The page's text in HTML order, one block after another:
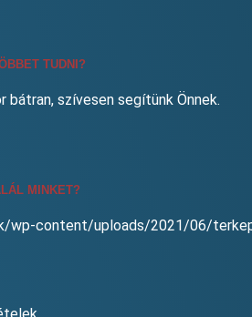
TUDNI?
bátran, szívesen segítünk Önnek.
MINKET?